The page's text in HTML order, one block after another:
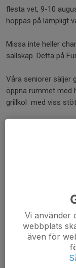
flesta vet, 9-10
hoppas på lämpligt
Missa inte heller
sällskap. Detta på
Våra seniorer säljer
öppna rummet med
grillkol med viss
Vi syns och hörs
Vi använder
webbplats
även för